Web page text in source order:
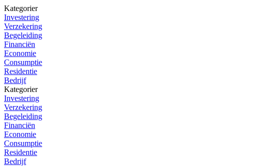
Kategorier
Investering
Verzekering
Begeleiding
Financiën
Economie
Consumptie
Residentie
Bedrijf
Kategorier
Investering
Verzekering
Begeleiding
Financiën
Economie
Consumptie
Residentie
Bedrijf